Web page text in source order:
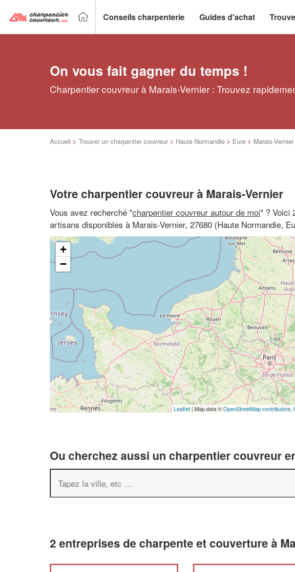
Conseils charpenterie Guides d'achat
On vous fait gagner du temps !
Charpentier couvreur à Marais-Vernier : Trouvez
Accueil > Trouver un charpentier couvreur > Haute Normandie > Eure > Marais-Vernier
Votre charpentier couvreur à Marais-Vernier
Vous avez recherché "charpentier couvreur autour de moi" ? Voici
artisans disponibles à Marais-Vernier, 27680 (Haute Normandie,
+
−
Leaflet | Map data ©OpenStreetMap contributors,
Ou cherchez aussi un charpentier couvreur
2 entreprises de charpente et couverture à